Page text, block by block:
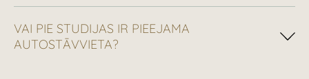
VAI PIE STUDIJAS IR PIEEJAMA
AUTOSTĀVVIETA?